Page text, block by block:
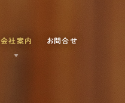
会社案内 お問合せ